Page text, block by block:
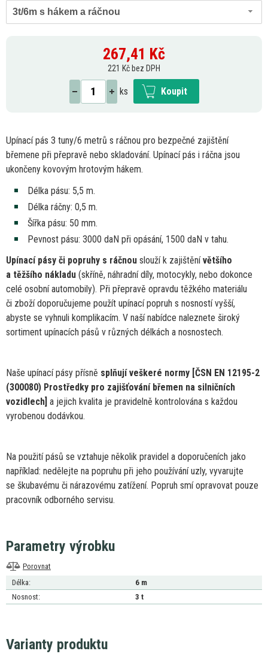
3t/6m s hákem a ráčnou
267,41 Kč
221 Kč bez DPH
ks Koupit
Upínací pás 3 tuny/6 metrů s ráčnou pro bezpečné zajištění
břemene při přepravě nebo skladování. Upínací pás i ráčna jsou
ukončeny kovovým hrotovým hákem.
Délka pásu: 5,5 m.
Délka ráčny: 0,5 m.
Šířka pásu: 50 mm.
Pevnost pásu: 3000 daN při opásání, 1500 daN v tahu.
Upínací pásy či popruhy s ráčnou sloužík zajištěnívětšího
a těžšího nákladu (skříně, náhradní díly, motocykly, nebo dokonce
celé osobní automobily). Při přepravě opravdu těžkého materiálu
či zboží doporučujeme použít upínací popruh s nosností vyšší,
abyste se vyhnuli komplikacím. V naší nabídce naleznete široký
sortiment upínacích pásů v různých délkách a nosnostech.
Naše upínací pásy přísně splňují veškeré normy [ČSN EN 12195-2
(300080) Prostředky pro zajišťování břemen na silničních
vozidlech] a jejich kvalita je pravidelně kontrolována s každou
vyrobenou dodávkou.
Na použití pásů se vztahuje několik pravidel a doporučeních jako
například: nedělejte na popruhu při jeho používání uzly, vyvarujte
se škubavému či nárazovému zatížení. Popruh smí opravovat pouze
pracovník odborného servisu.
Parametry výrobku
Porovnat
Délka:
6 m
Nosnost:
3 t
Varianty produktu